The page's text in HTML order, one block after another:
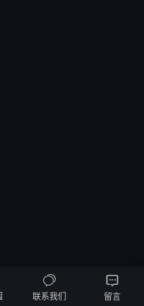

联系我们

留言